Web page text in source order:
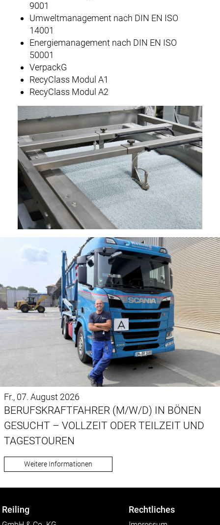
9001
Umweltmanagement nach DIN EN ISO
14001
Energiemanagement nach DIN EN ISO
50001
VerpackG
RecyClass Modul A1
RecyClass Modul A2
Fr., 07. August 2026
BERUFSKRAFTFAHRER (M/W/D) IN BÖNEN
GESUCHT – VOLLZEIT ODER TEILZEIT UND
TAGESTOUREN
Weitere Informationen
Reiling Rechtliches